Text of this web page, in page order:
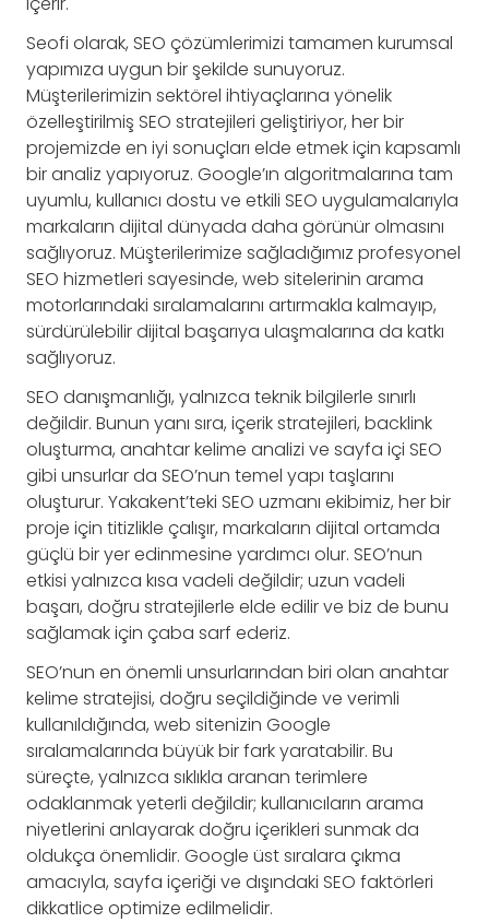
Seofi olarak, SEO çözümlerimizi tamamen kurumsal
yapımıza uygun bir şekilde sunuyoruz.
Müşterilerimizin sektörel ihtiyaçlarına yönelik
özelleştirilmiş SEO stratejileri geliştiriyor, her bir
projemizde en iyi sonuçları elde etmek için kapsamlı
bir analiz yapıyoruz. Google’ın algoritmalarına tam
uyumlu, kullanıcı dostu ve etkili SEO uygulamalarıyla
markaların dijital dünyada daha görünür olmasını
sağlıyoruz. Müşterilerimize sağladığımız profesyonel
SEO hizmetleri sayesinde, web sitelerinin arama
motorlarındaki sıralamalarını artırmakla kalmayıp,
sürdürülebilir dijital başarıya ulaşmalarına da katkı
sağlıyoruz.
SEO danışmanlığı, yalnızca teknik bilgilerle sınırlı
değildir. Bunun yanı sıra, içerik stratejileri, backlink
oluşturma, anahtar kelime analizi ve sayfa içi SEO
gibi unsurlar da SEO’nun temel yapı taşlarını
oluşturur. Yakakent’teki SEO uzmanı ekibimiz, her bir
proje için titizlikle çalışır, markaların dijital ortamda
güçlü bir yer edinmesine yardımcı olur. SEO’nun
etkisi yalnızca kısa vadeli değildir; uzun vadeli
başarı, doğru stratejilerle elde edilir ve biz de bunu
sağlamak için çaba sarf ederiz.
SEO’nun en önemli unsurlarından biri olan anahtar
kelime stratejisi, doğru seçildiğinde ve verimli
kullanıldığında, web sitenizin Google
sıralamalarında büyük bir fark yaratabilir. Bu
süreçte, yalnızca sıklıkla aranan terimlere
odaklanmak yeterli değildir; kullanıcıların arama
niyetlerini anlayarak doğru içerikleri sunmak da
oldukça önemlidir. Google üst sıralara çıkma
amacıyla, sayfa içeriği ve dışındaki SEO faktörleri
dikkatlice optimize edilmelidir.